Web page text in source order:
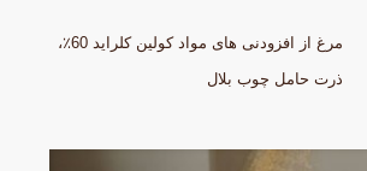
مرغ از افزودنی های مواد کولین کلراید 60٪،
ذرت حامل چوب بلال